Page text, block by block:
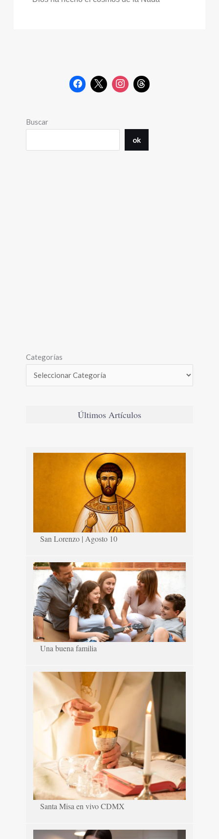
Buscar
ok
Categorías
Últimos Artículos
San Lorenzo | Agosto 10
Una buena familia
Santa Misa en vivo CDMX